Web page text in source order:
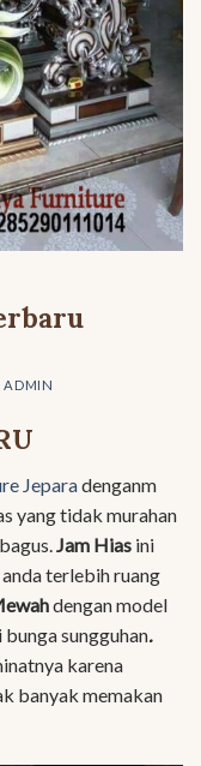
ADMIN
Jeparadenganm
yang tidak murahan
Jam Hias ini
terlebih ruang
dengan model
sungguhan.
karena
banyak memakan